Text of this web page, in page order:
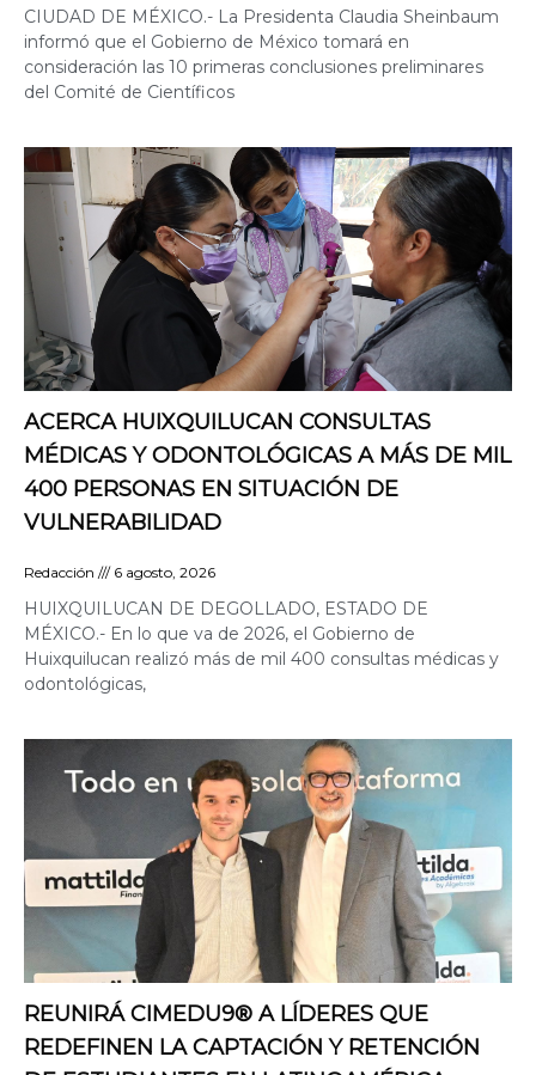
CIUDAD DE MÉXICO.- La Presidenta Claudia Sheinbaum
informó que el Gobierno de México tomará en
consideración las 10 primeras conclusiones preliminares
del Comité de Científicos
ACERCA HUIXQUILUCAN CONSULTAS
MÉDICAS Y ODONTOLÓGICAS A MÁS DE MIL
400 PERSONAS EN SITUACIÓN DE
VULNERABILIDAD
Redacción 6 agosto, 2026
HUIXQUILUCAN DE DEGOLLADO, ESTADO DE
MÉXICO.- En lo que va de 2026, el Gobierno de
Huixquilucan realizó más de mil 400 consultas médicas y
odontológicas,
REUNIRÁ CIMEDU9®️ A LÍDERES QUE
REDEFINEN LA CAPTACIÓN Y RETENCIÓN